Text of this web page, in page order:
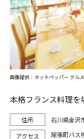
本格フランス料理を
石川県金沢
尾張町バス
画像提供：ホットペッパー グルメ